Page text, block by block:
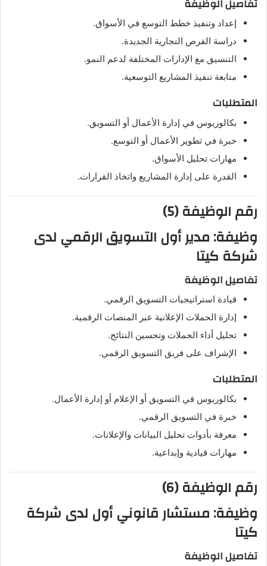
تفاصيل الوظيفة
إعداد وتنفيذ خطط التوسع في الأسواق.
دراسة الفرص التجارية الجديدة.
التنسيق مع الإدارات المختلفة لدعم النمو.
متابعة تنفيذ المشاريع التوسعية.
المتطلبات
بكالوريوس في إدارة الأعمال أو التسويق.
خبرة في تطوير الأعمال أو التوسع.
مهارات تحليل الأسواق.
القدرة على إدارة المشاريع واتخاذ القرارات.
رقم الوظيفة (5)
وظيفة:مدير أول التسويق الرقمي لدى
شركة كيتا
تفاصيل الوظيفة
قيادة استراتيجيات التسويق الرقمي.
إدارة الحملات الإعلانية عبر المنصات الرقمية.
تحليل أداء الحملات وتحسين النتائج.
الإشراف على فريق التسويق الرقمي.
المتطلبات
بكالوريوس في التسويق أو الإعلام أو إدارة الأعمال.
خبرة في التسويق الرقمي.
معرفة بأدوات تحليل البيانات والإعلانات.
مهارات قيادية وإبداعية.
رقم الوظيفة (6)
وظيفة:مستشار قانوني أول لدى شركة
كيتا
تفاصيل الوظيفة